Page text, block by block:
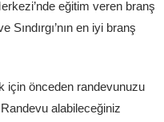
eğitim veren branş
en iyi branş
için önceden randevunuzu
alabileceğiniz